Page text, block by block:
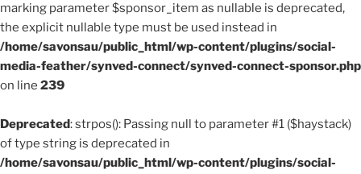
marking parameter $sponsor_item as nullable is deprecated,
the explicit nullable type must be used instead in
/home/savonsau/public_html/wp-content/plugins/social-
media-feather/synved-connect/synved-connect-sponsor.php
on line 239
Deprecated: strpos(): Passing null to parameter #1 ($haystack)
of type string is deprecated in
/home/savonsau/public_html/wp-content/plugins/social-